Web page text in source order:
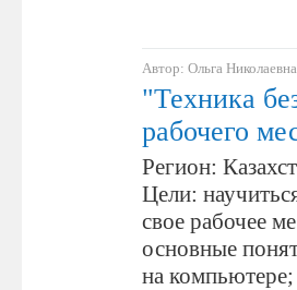
Автор: Ольга Николаевна
"Техника
рабочего
Регион:
Цели:
свое рабочее
основные
на